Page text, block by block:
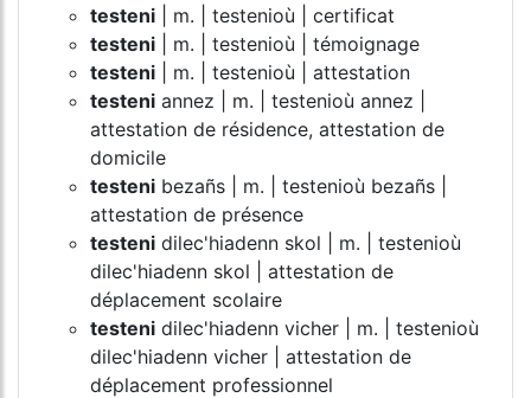
testeni | m. | testenioù | certificat
testeni | m. | testenioù | témoignage
testeni | m. | testenioù | attestation
testeni annez | m. | testenioù annez |
attestation de résidence, attestation de
domicile
testeni bezañs | m. | testenioù bezañs |
attestation de présence
testeni dilec'hiadenn skol | m. | testenioù
dilec'hiadenn skol | attestation de
déplacement scolaire
testeni dilec'hiadenn vicher | m. | testenioù
dilec'hiadenn vicher | attestation de
déplacement professionnel